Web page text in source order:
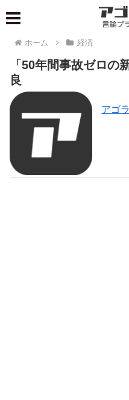
ホーム 経済
「50年間事故ゼロの
良
アゴラ